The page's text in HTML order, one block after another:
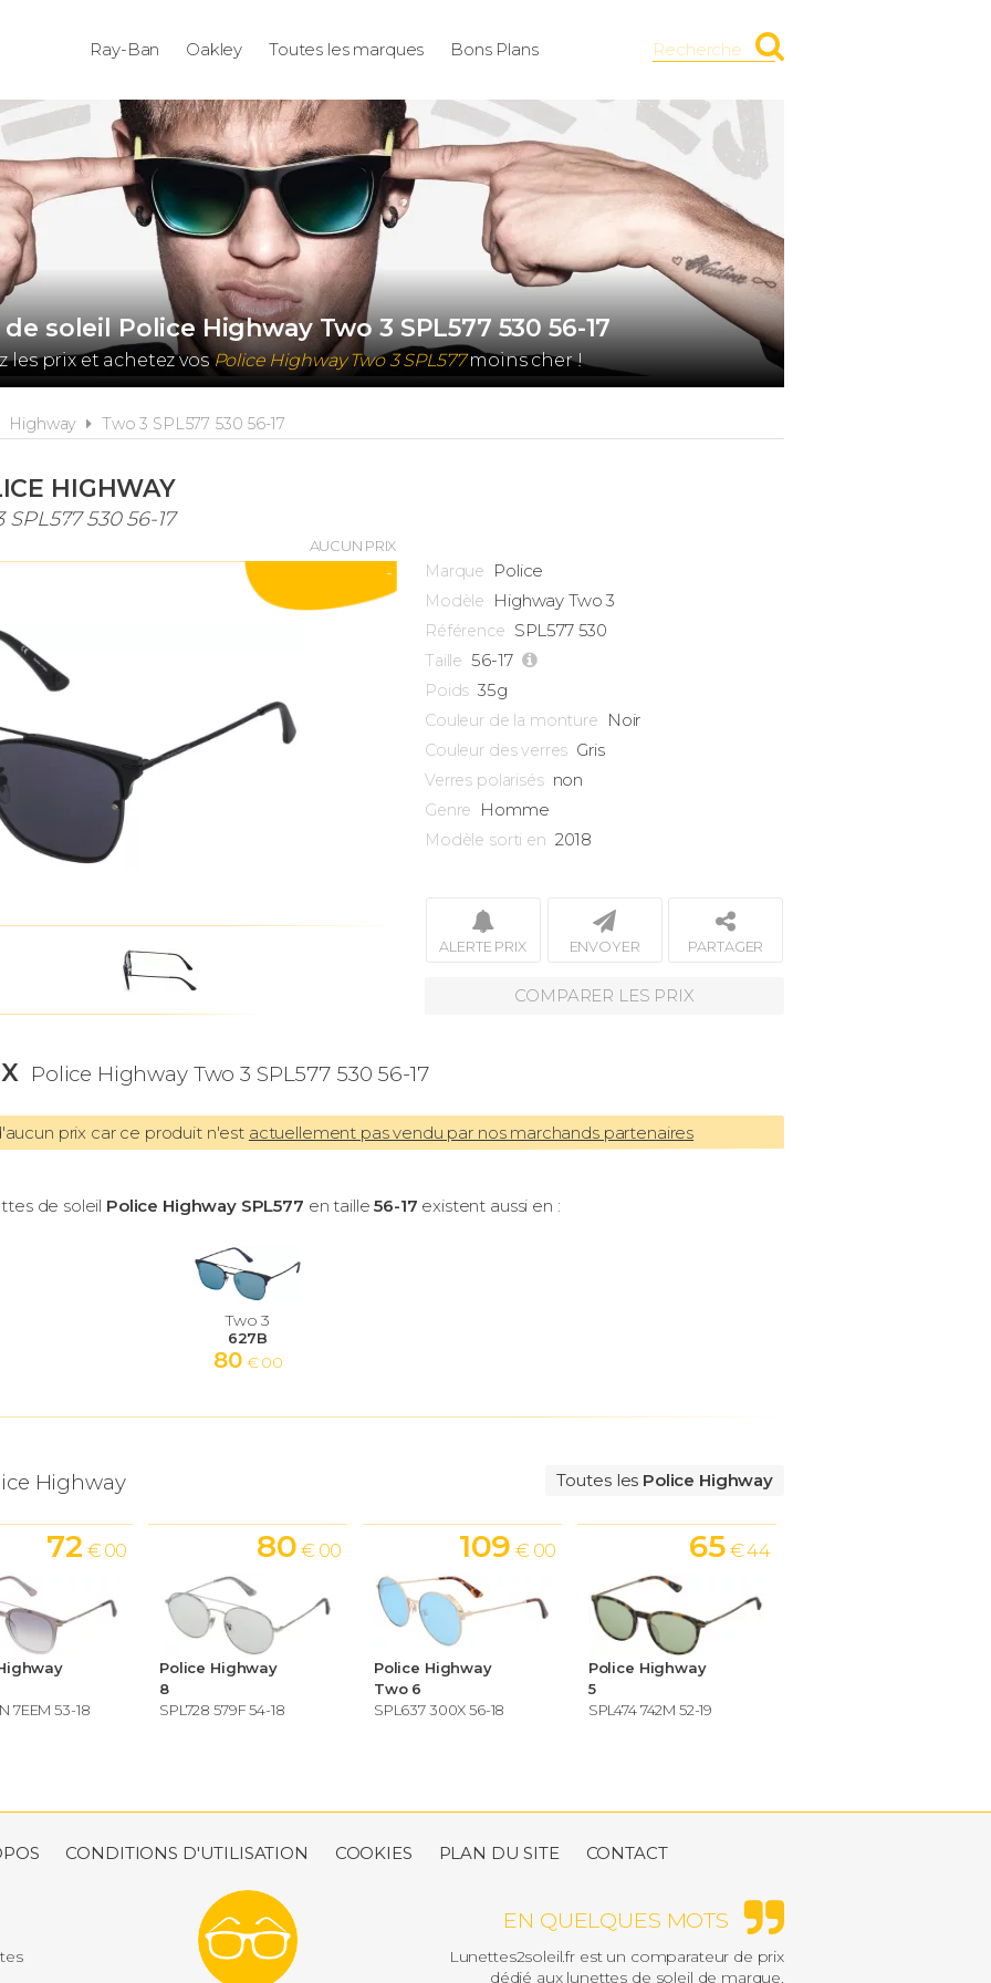
Ray-Ban Oakley Toutes les marques Bons Plans Recherche
soleil Police Highway Two 3 SPL577 530 56-17
les prix et achetez vosPolice Highway Two 3 SPL577moins cher !
Highway Two 3 SPL577 530 56-17
HIGHWAY
SPL577 530 56-17
AUCUN PRIX
- Marque Police
Modèle Highway Two 3
Référence SPL577 530
Taille 56-17
Poids 35g
Couleur de la monture Noir
Couleur des verres Gris
Verres polarisés non
Genre Homme
Modèle sorti en 2018
ALERTE PRIX ENVOYER PARTAGER
COMPARER LES PRIX
Police Highway Two 3 SPL577 530 56-17
prix car ce produit n'est actuellement pas vendu par nos marchands partenaires
de soleil Police Highway SPL577 en taille56-17 existent aussi en :
Two 3
627B
80 € 00
Highway Toutes les Police Highway
7EEM 53-18
72 € 00
Police Highway
8
SPL728 579F 54-18
80 € 00
Police Highway
Two 6
SPL637 300X 56-18
109 € 00
Police Highway
5
SPL474 742M 52-19
65 € 44
CONDITIONS D'UTILISATION COOKIES PLAN DU SITE CONTACT
EN QUELQUES MOTS
Lunettes2soleil.fr est un comparateur de prix
dédié aux lunettes de soleil de marque.